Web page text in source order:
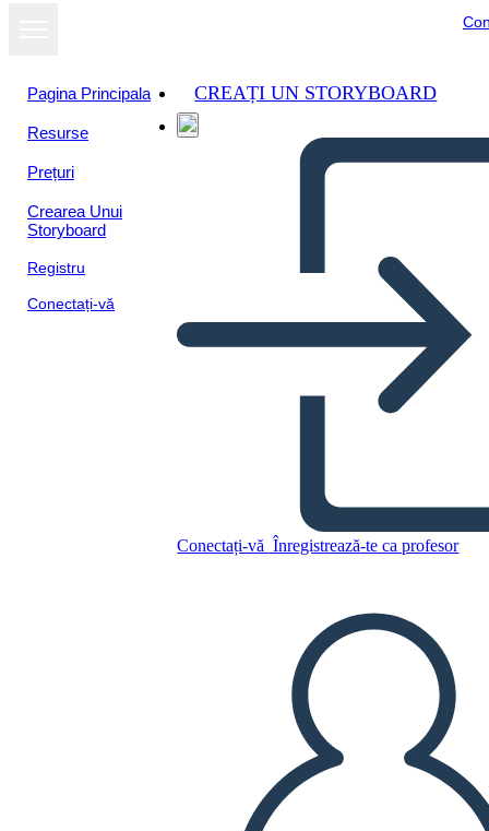
Pagina Principala
Resurse
Prețuri
Crearea Unui
Storyboard
Registru
Conectați-vă
CREAȚI UN STORYBOARD
Conectați-vă Înregistrează-te ca profesor
Blog Önizleme Şablonu
Copiați acest Storyboard
REDAȚI PREZENTAREA DE DIAPOZITIVE
CITESTE-MI